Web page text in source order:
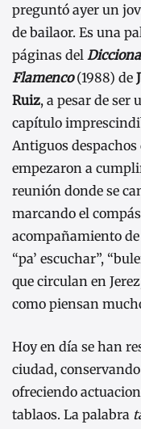
preguntó ayer un
de bailaor. Es una
páginas del
Flamenco(1988) de
Ruiz, a pesar de ser
capítulo
Antiguos
empezaron a
reunión donde se
marcando el
acompañamiento
“pa’ escuchar”,
que circulan en
como piensan
Hoy en día se han
ciudad,
ofreciendo
tablaos. La palabra